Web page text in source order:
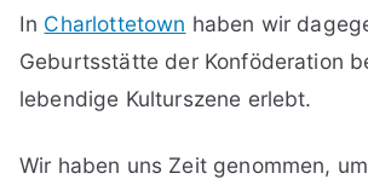
In Charlottetown haben wir
Geburtsstätte der Konföderation
lebendige Kulturszene erlebt.
Wir haben uns Zeit genommen, um